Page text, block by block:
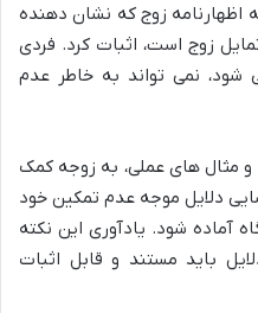
اظهارنامه زوج که نشان دهنده
زوج است، اثبات کرد. فردی
نمی تواند به خاطر عدم
مثال های عملی، به زوجه کمک
دلایل موجه عدم تمکین خود
آماده شود. یادآوری این نکته
باید مستند و قابل اثبات